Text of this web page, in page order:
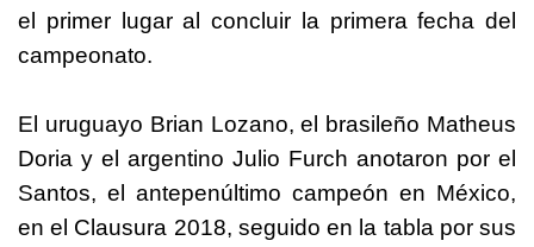
el primer lugar al concluir la primera fecha del
campeonato.
El uruguayo Brian Lozano, el brasileño Matheus
Doria y el argentino Julio Furch anotaron por el
Santos, el antepenúltimo campeón en México,
en el Clausura 2018, seguido en la tabla por sus